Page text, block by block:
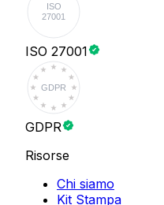
ISO
27001
ISO 27001
GDPR
GDPR
Risorse
Chi siamo
Kit Stampa